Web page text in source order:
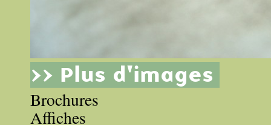
>> Plus d'images
Brochures
Affiches